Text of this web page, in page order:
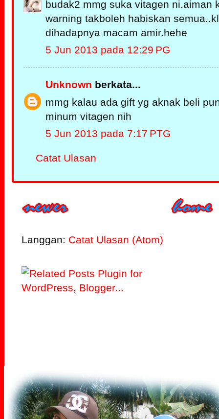
budak2 mmg suka vitagen ni.aiman
warning takboleh habiskan
dihadapnya macam amir.hehe
5 Jun 2013 pada 12:29 PG
Unknown berkata...
mmg kalau ada gift yg aknak beli
minum vitagen nih
5 Jun 2013 pada 7:17 PTG
Catat Ulasan
Langgan: Catat Ulasan (Atom)